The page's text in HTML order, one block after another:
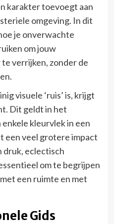
karakter toevoegt aan
omgeving. In dit
je onverwachte
om jouw
verrijken, zonder de
visuele ‘ruis’ is, krijgt
Dit geldt in het
kleurvlek in een
een veel grotere impact
druk, eclectisch
om te begrijpen
een ruimte en met
Gids